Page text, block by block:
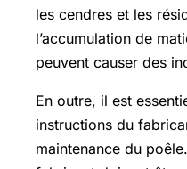
les cendres et les
l’accumulation de
peuvent causer des
En outre, il est
instructions du
maintenance du